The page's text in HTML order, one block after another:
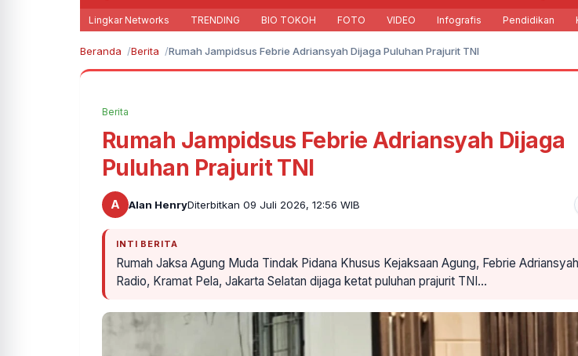
Lingkar Networks TRENDING BIO TOKOH FOTO VIDEO Infografis Pendidikan
Beranda Berita Rumah Jampidsus Febrie Adriansyah Dijaga Puluhan Prajurit TNI
Berita
Rumah Jampidsus Febrie Adriansyah Dijaga
Puluhan Prajurit TNI
A Alan HenryDiterbitkan 09 Juli 2026, 12:56 WIB
INTI BERITA
Rumah Jaksa Agung Muda Tindak Pidana Khusus Kejaksaan Agung, Febrie
Radio, Kramat Pela, Jakarta Selatan dijaga ketat puluhan prajurit TNI…